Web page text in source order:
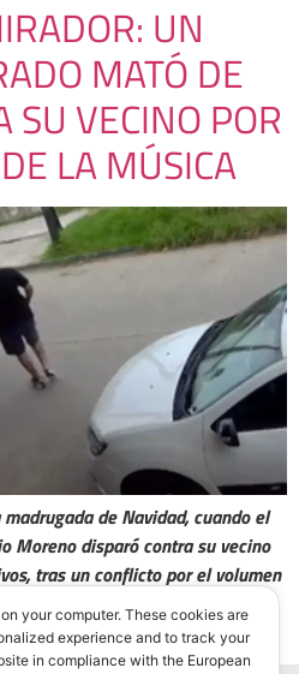
UN
MATÓ DE
SU VECINO POR
LA MÚSICA
de Navidad, cuando el
Moreno disparó contra su vecino
tras un conflicto por el volumen
el hospital, y el agresor se
your computer. These cookies are
experience and to track your
in compliance with the European